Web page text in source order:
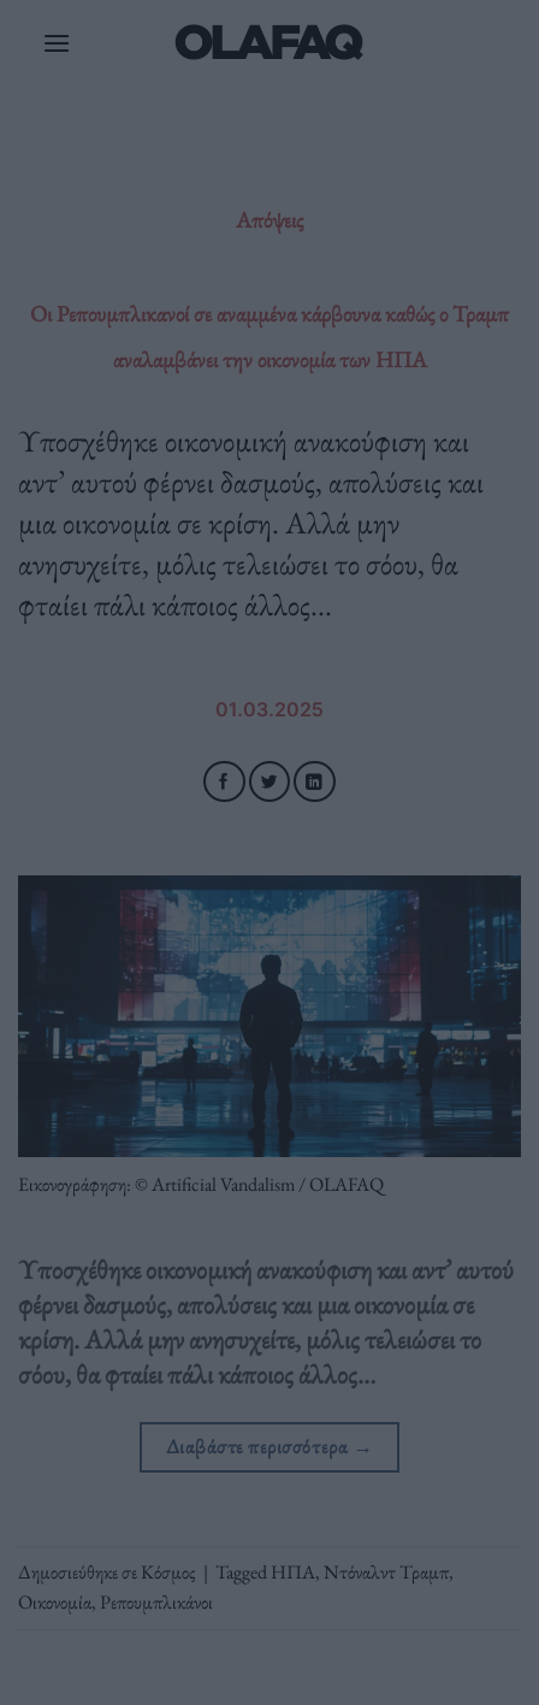
Απόψεις
Οι Ρεπουμπλικανοί σε αναμμένα κάρβουνα καθώς ο Τραμπ
αναλαμβάνει την οικονομία των ΗΠΑ
Υποσχέθηκε οικονομική ανακούφιση και
αντ’ αυτού φέρνει δασμούς, απολύσεις και
μια οικονομία σε κρίση. Αλλά μην
ανησυχείτε, μόλις τελειώσει το σόου, θα
φταίει πάλι κάποιος άλλος...
01.03.2025
Εικονογράφηση: © Artificial Vandalism / OLAFAQ
Υποσχέθηκε οικονομική ανακούφιση και αντ’ αυτού
φέρνει δασμούς, απολύσεις και μια οικονομία σε
κρίση. Αλλά μην ανησυχείτε, μόλις τελειώσει το
σόου, θα φταίει πάλι κάποιος άλλος…
Διαβάστε περισσότερα →
Δημοσιεύθηκε σεΚόσμος | TaggedΗΠΑ, Ντόναλντ Τραμπ,
Οικονομία, Ρεπουμπλικάνοι